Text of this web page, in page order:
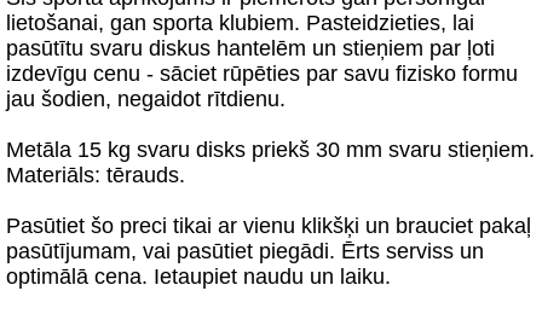
lietošanai, gan sporta klubiem. Pasteidzieties, lai
pasūtītu svaru diskus hantelēm un stieņiem par ļoti
izdevīgu cenu - sāciet rūpēties par savu fizisko formu
jau šodien, negaidot rītdienu.
Metāla 15 kg svaru disks priekš 30 mm svaru stieņiem.
Materiāls: tērauds.
Pasūtiet šo preci tikai ar vienu klikšķi un brauciet pakaļ
pasūtījumam, vai pasūtiet piegādi. Ērts serviss un
optimālā cena. Ietaupiet naudu un laiku.